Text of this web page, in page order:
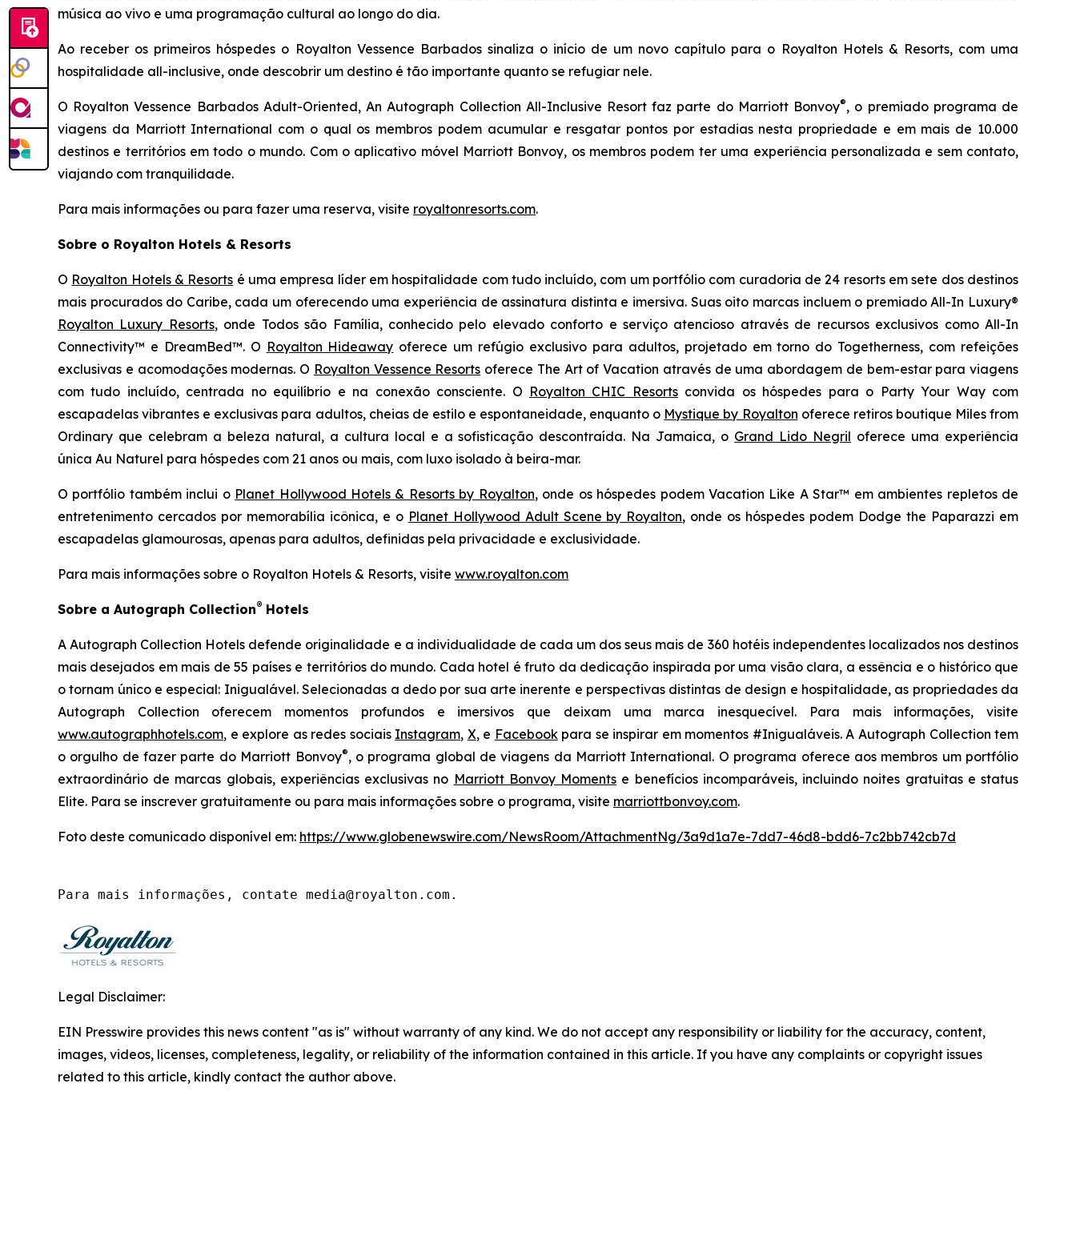
música ao vivo e uma programação cultural ao longo do dia.
Ao receber os primeiros hóspedes o Royalton Vessence Barbados sinaliza o início de um novo capítulo para o Royalton Hotels & Resorts, com uma
hospitalidade all-inclusive, onde descobrir um destino é tão importante quanto se refugiar nele.
O Royalton Vessence Barbados Adult-Oriented, An Autograph Collection All-Inclusive Resort faz parte do Marriott Bonvoy®, o premiado programa de
viagens da Marriott International com o qual os membros podem acumular e resgatar pontos por estadias nesta propriedade e em mais de 10.000
destinos e territórios em todo o mundo. Com o aplicativo móvel Marriott Bonvoy, os membros podem ter uma experiência personalizada e sem contato,
viajando com tranquilidade.
Para mais informações ou para fazer uma reserva, visite royaltonresorts.com.
Sobre o Royalton Hotels & Resorts
O Royalton Hotels & Resorts é uma empresa líder em hospitalidade com tudo incluído, com um portfólio com curadoria de 24 resorts em sete dos destinos
mais procurados do Caribe, cada um oferecendo uma experiência de assinatura distinta e imersiva. Suas oito marcas incluem o premiado All-In Luxury®
Royalton Luxury Resorts, onde Todos são Família, conhecido pelo elevado conforto e serviço atencioso através de recursos exclusivos como All-In
Connectivity™ e DreamBed™. O Royalton Hideaway oferece um refúgio exclusivo para adultos, projetado em torno do Togetherness, com refeições
exclusivas e acomodações modernas. O Royalton Vessence Resorts oferece The Art of Vacation através de uma abordagem de bem-estar para viagens
com tudo incluído, centrada no equilíbrio e na conexão consciente. O Royalton CHIC Resortsconvida os hóspedes para o Party Your Waycom
escapadelas vibrantes e exclusivas para adultos, cheias de estilo e espontaneidade, enquanto o Mystique by Royalton oferece retiros boutique Miles from
Ordinary que celebram a beleza natural, a cultura local e a sofisticação descontraída. Na Jamaica, o Grand Lido Negril oferece uma experiência
única Au Naturel para hóspedes com 21 anos ou mais, com luxo isolado à beira-mar.
O portfólio também inclui o Planet Hollywood Hotels & Resorts by Royalton, onde os hóspedes podem Vacation Like A Star™ em ambientes repletos de
entretenimento cercados por memorabília icônica, e o Planet Hollywood Adult Scene by Royalton, onde os hóspedes podem Dodge the Paparazzi em
escapadelas glamourosas, apenas para adultos, definidas pela privacidade e exclusividade.
Para mais informações sobre o Royalton Hotels & Resorts, visite www.royalton.com
Sobre a Autograph Collection® Hotels
A Autograph Collection Hotels defende originalidade e a individualidade de cada um dos seus mais de 360 hotéis independentes localizados nos destinos
mais desejados em mais de 55 países e territórios do mundo. Cada hotel é fruto da dedicação inspirada por uma visão clara, a essência e o histórico que
o tornam único e especial: Inigualável. Selecionadas a dedo por sua arte inerente e perspectivas distintas de design e hospitalidade, as propriedades da
Autograph Collection oferecem momentos profundos e imersivos que deixam uma marca inesquecível. Para mais informações, visite
www.autographhotels.com, e explore as redes sociais Instagram, X, e Facebookpara se inspirar em momentos #Inigualáveis. A Autograph Collection tem
o orgulho de fazer parte do Marriott Bonvoy®, o programa global de viagens da Marriott International. O programa oferece aos membros um portfólio
extraordinário de marcas globais, experiências exclusivas no Marriott Bonvoy Moments e benefícios incomparáveis, incluindo noites gratuitas e status
Elite. Para se inscrever gratuitamente ou para mais informações sobre o programa, visite marriottbonvoy.com.
Foto deste comunicado disponível em: https://www.globenewswire.com/NewsRoom/AttachmentNg/3a9d1a7e-7dd7-46d8-bdd6-7c2bb742cb7d
Para mais informações, contate media@royalton.com.
Legal Disclaimer:
EIN Presswire provides this news content "as is" without warranty of any kind. We do not accept any responsibility or liability for the accuracy, content,
images, videos, licenses, completeness, legality, or reliability of the information contained in this article. If you have any complaints or copyright issues
related to this article, kindly contact the author above.